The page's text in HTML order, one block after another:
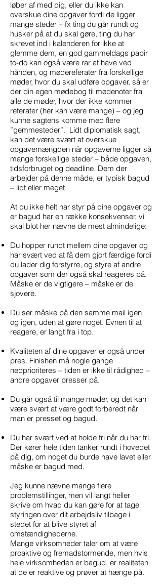
løber af med dig, eller du ikke kan
overskue dine opgaver fordi de ligger
mange steder – fx ting du går rundt og
husker på at du skal gøre, ting du har
skrevet ind i kalenderen for ikke at
glemme dem, en god gammeldags papir
to-do kan også være rar at have ved
hånden, og mødereferater fra forskellige
møder, hvor du skal udføre opgaver, så er
der din egen mødebog til mødenoter fra
alle de møder, hvor der ikke kommer
referater (her kan være mange) – og jeg
kunne sagtens komme med flere
”gemmesteder”. Lidt diplomatisk sagt,
kan det være svært at overskue
opgavemængden når opgaverne ligger så
mange forskellige steder – både opgaven,
tidsforbruget og deadline. Dem der
arbejder på denne måde, er typisk bagud
– lidt eller meget.
At du ikke helt har styr på dine opgaver og
er bagud har en række konsekvenser, vi
skal blot her nævne de mest almindelige:
Du hopper rundt mellem dine opgaver og
har svært ved at få dem gjort færdige fordi
du lader dig forstyrre, og styre af andre
opgaver som der også skal reageres på.
Måske er de vigtigere – måske er de
sjovere.
Du ser måske på den samme mail igen
og igen, uden at gøre noget. Evnen til at
reagere, er langt fra i top.
Kvaliteten af dine opgaver er også under
pres. Finishen må nogle gange
nedprioriteres – tiden er ikke til rådighed –
andre opgaver presser på.
Du går også til mange møder, og det kan
være svært at være godt forberedt når
man er presset og bagud.
Du har svært ved at holde fri når du har fri.
Der kører hele tiden tanker rundt i hovedet
på dig, om noget du burde have lavet eller
måske er bagud med.
Jeg kunne nævne mange flere
problemstillinger, men vil langt heller
skrive om hvad du kan gøre for at tage
styringen over dit arbejdsliv tilbage i
stedet for at blive styret af
omstændighederne.
Mange virksomheder taler om at være
proaktive og fremadstormende, men hvis
hele virksomheden er bagud, er realiteten
at de er reaktive og prøver at hænge på.